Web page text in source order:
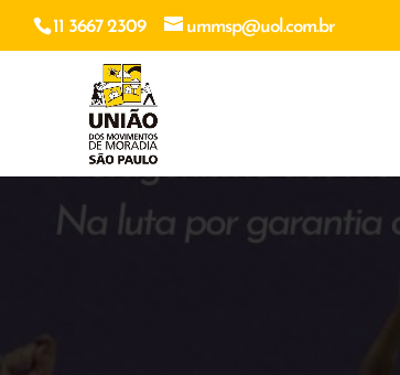
11 3667 2309 ummsp@uol.com.br